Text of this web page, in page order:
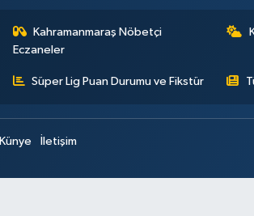
Kahramanmaraş Nöbetçi
Eczaneler
Süper Lig Puan Durumu ve Fikstür
Künye İletişim